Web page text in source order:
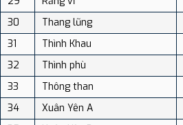
30
Thang lũng
31
Thình Khau
32
Thình phù
33
Thông than
34
Xuân Yên A